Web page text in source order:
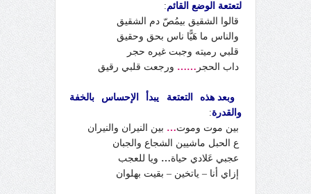
لتعتعة الوضع القائم:
قالوا الشقيق بيمُصّ دم الشقيق
والناس ما هَيًّا ناس بحق وحقيق
قلبي رميته وجبت غيره حجر
داب الحجر …… ورجعت قلبي رقيق
وبعد هذه التعتعة يبدأ الإحساس بالخفة
والقدرة:
بين موت وموت… بين النيران والنيران
ع الحبل ماشيين الشجاع والجبان
عجبي عَلادي حياة… ويا للعجب
إزاي أنا – ياتخين – بقيت بهلوان